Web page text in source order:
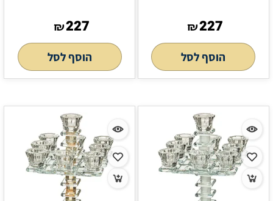
₪227
הוסף לסל
₪227
הוסף לסל